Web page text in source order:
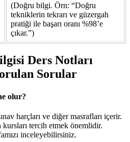
(Doğru bilgi. Örn: “Doğru
tekniklerin tekrarı ve güzergah
pratiği ile başarı oranı %98’e
çıkar.”)
Ders Notları
Sorular
olur?
harçları ve diğer masrafları içerir.
tercih etmek önemlidir.
inceleyebilirsiniz.